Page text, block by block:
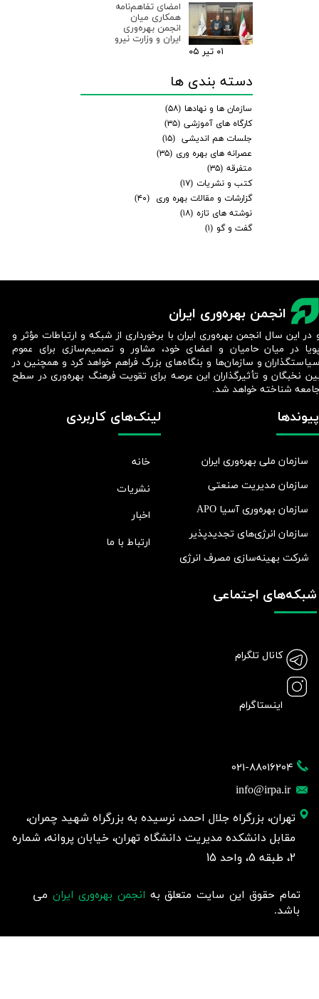
امضای تفاهم‌نامه
همکاری میان
انجمن بهره‌وری
ایران و وزارت نیرو
۰۱ تیر ۰۵
دسته بندی ها
سازمان ها و نهادها (۵۸)
کارگاه های آموزشی (۳۵)
جلسات هم اندیشی (۱۵)
عصرانه های بهره وری (۳۵)
متفرقه (۳۵)
کتب و نشریات (۱۷)
گزارشات و مقالات بهره وری
(۴۰)
نوشته های تازه (۱۸)
گفت و گو (۱)
انجمن بهره‌وری ایران
021-88016204
info@irpa.ir
تهران، بزرگراه جلال احمد، نرسیده به بزرگراه شهید چمران،
مقابل دانشکده مدیریت دانشگاه تهران، خیابان پروانه، شماره
2، طبقه 5، واحد 15
لینک‌های کاربردی
خانه
نشریات
اخبار
ارتباط با ما
پیوندها
سازمان ملی بهره‌وری ایران
سازمان مدیریت صنعتی
سازمان بهره‌وری آسیا APO
سازمان انرژی‌های تجدیدپذیر
شرکت بهينه‌سازی مصرف انرژی
شبکه‌های اجتماعی
کانال تلگرام
اینستاگرام
تمام حقوق این سایت متعلق به انجمن بهره‌وری ایران می
باشد.
در این سال انجمن بهره‌وری ایران با برخورداری از شبکه و ارتباطات مؤثر و
در میان حامیان و اعضای خود، مشاور و تصمیم‌سازی برای عموم
و سازمان‌ها و بنگاه‌های بزرگ فراهم خواهد کرد و همچنین در
نخبگان و تأثیرگذاران این عرصه برای تقویت فرهنگ بهره‌وری در سطح
شناخته خواهد شد.​​​​​​​